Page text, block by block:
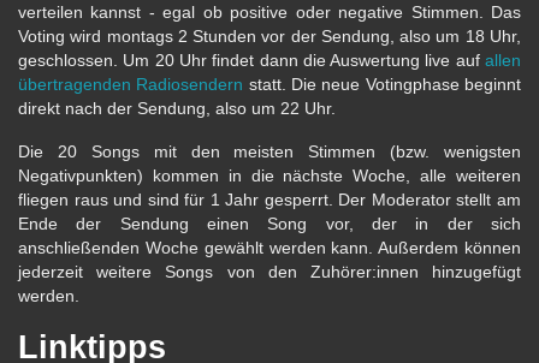
verteilen kannst - egal ob positive oder negative Stimmen. Das
Voting wird montags 2 Stunden vor der Sendung, also um 18 Uhr,
geschlossen. Um 20 Uhr findet dann die Auswertung live auf allen
übertragenden Radiosendern statt. Die neue Votingphase beginnt
direkt nach der Sendung, also um 22 Uhr.
Die 20 Songs mit den meisten Stimmen (bzw. wenigsten
Negativpunkten) kommen in die nächste Woche, alle weiteren
fliegen raus und sind für 1 Jahr gesperrt. Der Moderator stellt am
Ende der Sendung einen Song vor, der in der sich
anschließenden Woche gewählt werden kann. Außerdem können
jederzeit weitere Songs von den Zuhörer:innen hinzugefügt
werden.
Linktipps